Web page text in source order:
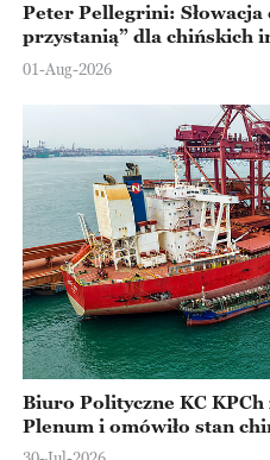
Peter Pellegrini: Słowacja
przystanią” dla chińskich
Europejskiej
01-Aug-2026
Biuro Polityczne KC KPCh
Plenum i omówiło stan